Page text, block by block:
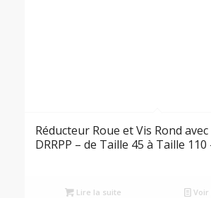
Réducteur Roue et Vis Rond
DRRPP – de Taille 45 à Taille 110
Lire la suite Voir